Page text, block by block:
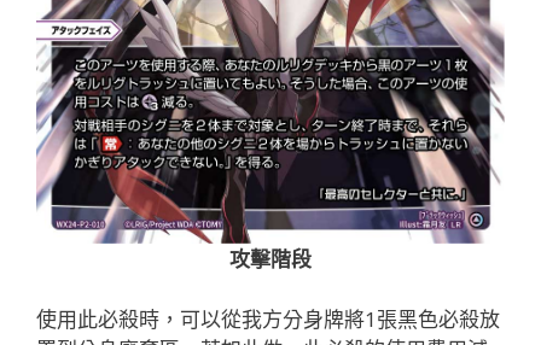
攻擊階段
使用此必殺時，可以從我方分身牌將1張黑色必殺放